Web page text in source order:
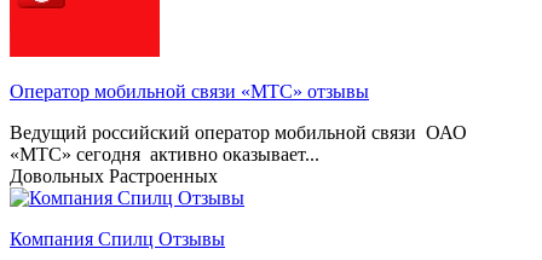
Оператор мобильной связи «МТС» отзывы
Ведущий российский оператор мобильной связи ОАО
«МТС» сегодня активно оказывает...
Довольных Растроенных
Компания Спилц Отзывы